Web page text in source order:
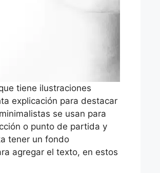
tiene ilustraciones
explicación para destacar
se usan para
o punto de partida y
tener un fondo
agregar el texto, en estos